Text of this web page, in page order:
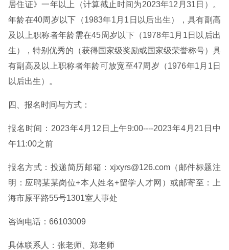
居住证》一年以上（计算截止时间为2023年12月31日）。
年龄在40周岁以下（1983年1月1日以后出生），具有副高
及以上职称者年龄需在45周岁以下（1978年1月1日以后出
生），特别优秀的（获得国家级奖励或国家级荣誉称号）具
有副高及以上职称者年龄可放宽至47周岁（1976年1月1日
以后出生）。
四、报名时间与方式：
报名时间：2023年4月12日上午9:00----2023年4月21日中
午11:00之前
报名方式：投递简历邮箱：xjxyrs@126.com（邮件标题注
明：应聘某某岗位+本人姓名+留学人才网）或邮寄至：上
海市原平路55号1301室人事处
咨询电话：66103009
具体联系人：张老师、郑老师